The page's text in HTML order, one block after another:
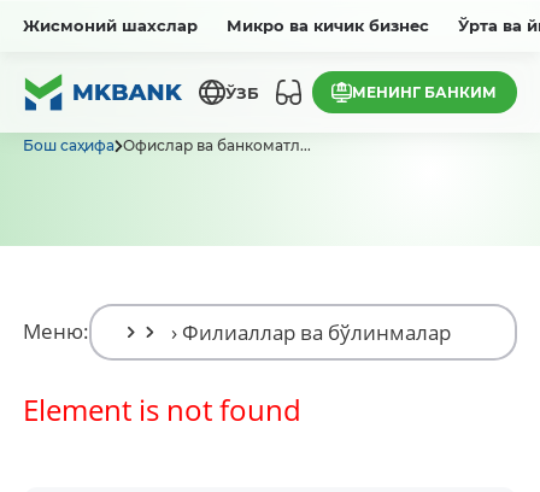
Жисмоний шахслар Микро ва кичик бизнес Ўрта ва
ЎЗБ МЕНИНГ БАНКИМ
Бош саҳифа Офислар ва банкоматл...
Меню:
Element is not found